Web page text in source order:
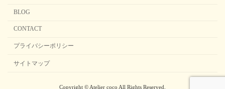
BLOG
CONTACT
プライバシーポリシー
サイトマップ
Copyright © Atelier coco All Rights Reserved.